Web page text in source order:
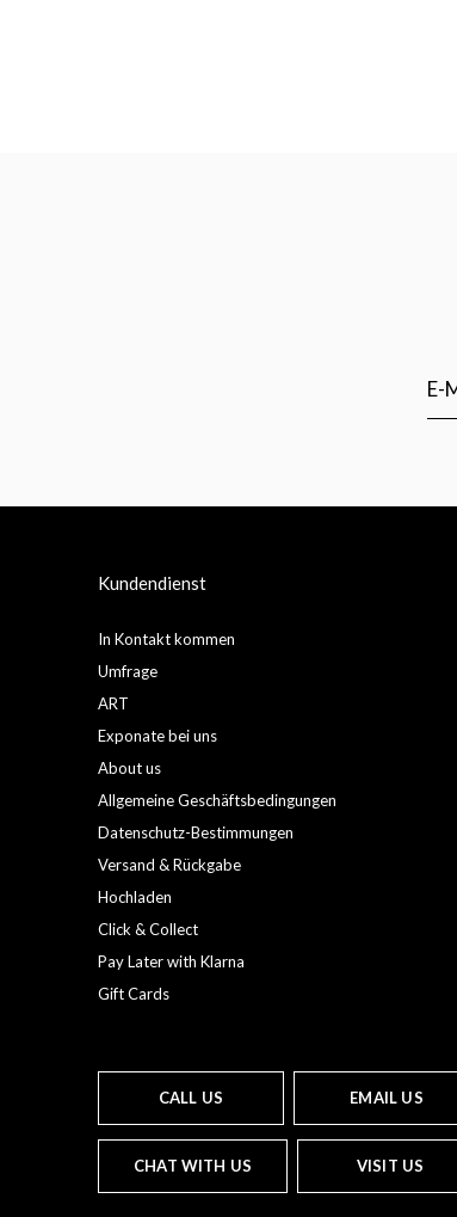
Kundendienst
In Kontakt kommen
Umfrage
ART
Exponate bei uns
About us
Allgemeine Geschäftsbedingungen
Datenschutz-Bestimmungen
Versand & Rückgabe
Hochladen
Click & Collect
Pay Later with Klarna
Gift Cards
CALL US EMAIL US
CHAT WITH US VISIT US